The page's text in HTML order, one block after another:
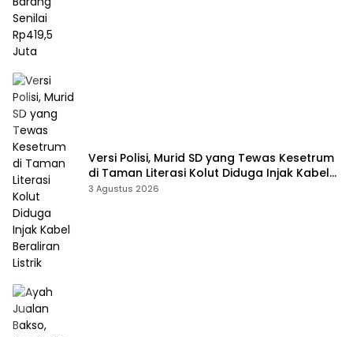
Versi Polisi, Murid SD yang Tewas Kesetrum
di Taman Literasi Kolut Diduga Injak Kabel
Beraliran Listrik
3 Agustus 2026